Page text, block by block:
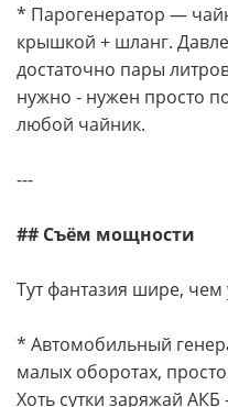
* Парогенератор —
крышкой + шланг.
достаточно пары
нужно - нужен просто
любой чайник.
---
## Съём мощности
Тут фантазия шире,
* Автомобильный
малых оборотах,
Хоть сутки заряжай